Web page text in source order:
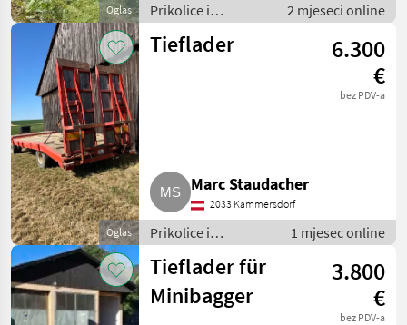
Oglas
Prikolice i
transportna vozila /
Niski utovarivači
2 mjeseci online
Oglas
Tieflader
6.300
€
bez PDV-a
Marc Staudacher
2033 Kammersdorf
Prikolice i
transportna vozila /
Niski utovarivači
1 mjesec online
Tieflader für
Minibagger
3.800
€
bez PDV-a